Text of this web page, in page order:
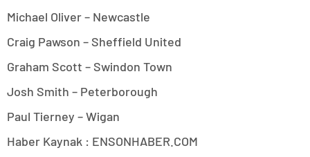
Michael Oliver – Newcastle
Craig Pawson – Sheffield United
Graham Scott – Swindon Town
Josh Smith – Peterborough
Paul Tierney – Wigan
Haber Kaynak : ENSONHABER.COM